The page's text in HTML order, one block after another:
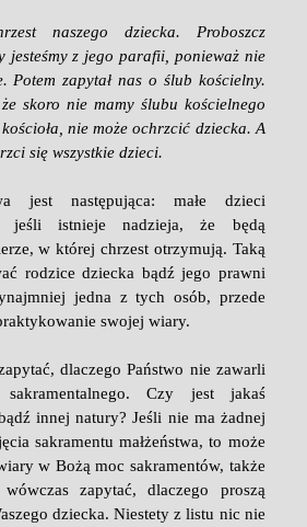
naszego dziecka. Proboszcz
jesteśmy z jego parafii, ponieważ nie
Potem zapytał nas o ślub kościelny.
skoro nie mamy ślubu kościelnego
nie może ochrzcić dziecka. A
się wszystkie dzieci.
jest następująca: małe dzieci
jeśli istnieje nadzieja, że będą
w której chrzest otrzymują. Taką
rodzice dziecka bądź jego prawni
jedna z tych osób, przede
swojej wiary.
dlaczego Państwo nie zawarli
sakramentalnego. Czy jest jakaś
innej natury? Jeśli nie ma żadnej
sakramentu małżeństwa, to może
w Bożą moc sakramentów, także
zapytać, dlaczego proszą
dziecka. Niestety z listu nic nie